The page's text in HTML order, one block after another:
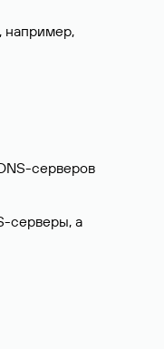
например,
серверов
серверы, а